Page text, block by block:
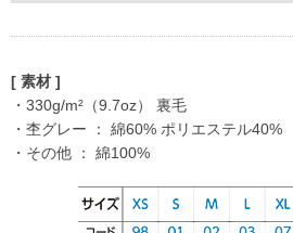
[ 素材 ]
・330g/m²（9.7oz） 裏毛
・杢グレー ： 綿60% ポリエステル40%
・その他 ： 綿100%